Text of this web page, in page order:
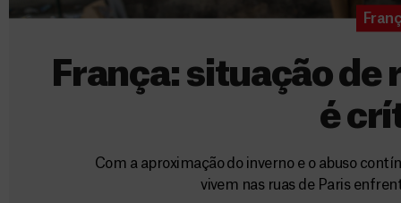
França: situação de
é
Com a aproximação do inverno e o abuso
vivem nas ruas de Paris